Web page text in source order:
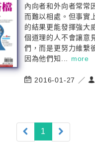
內向者和外向者常常
而難以相處。但事實
的結果更能發揮強大
個道理的人不會讓意
們，而是更努力維繫
因為他們知... more
2016-01-27 ／
1 (current)